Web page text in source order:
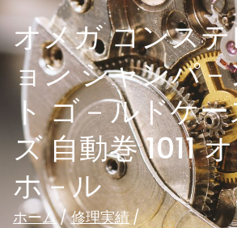
人
オメガ コンス
ョン シャンパ
ト ゴ－ルドケ
ズ 自動巻 1011
ホ－ル
ホーム
修理実績